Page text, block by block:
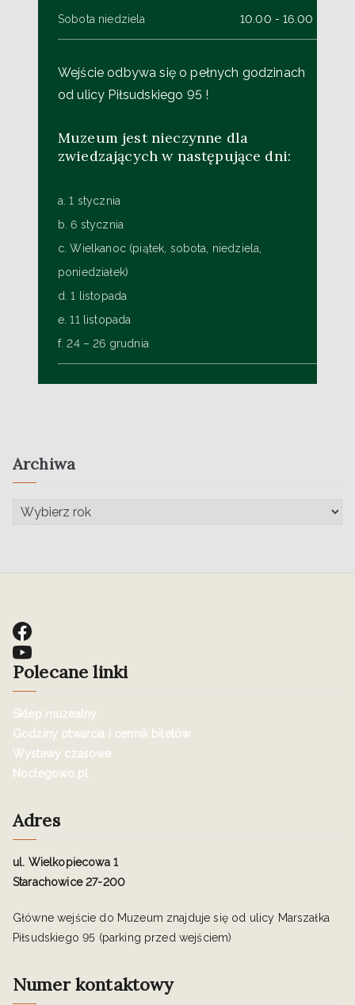
Sobota niedziela 10.00 - 16.00
Wejście odbywa się o pełnych godzinach
od ulicy Piłsudskiego 95 !
Muzeum jest nieczynne dla
zwiedzających w następujące dni:
a. 1 stycznia
b. 6 stycznia
c. Wielkanoc (piątek, sobota, niedziela,
poniedziałek)
d. 1 listopada
e. 11 listopada
f. 24 – 26 grudnia
Archiwa
Polecane linki
Sklep muzealny
Godziny otwarcia i cennik biletów
Wystawy czasowe
Noclegowo.pl
Adres
ul. Wielkopiecowa 1
Starachowice 27-200
Główne wejście do Muzeum znajduje się od ulicy Marszałka
Piłsudskiego 95 (parking przed wejściem)
Numer kontaktowy